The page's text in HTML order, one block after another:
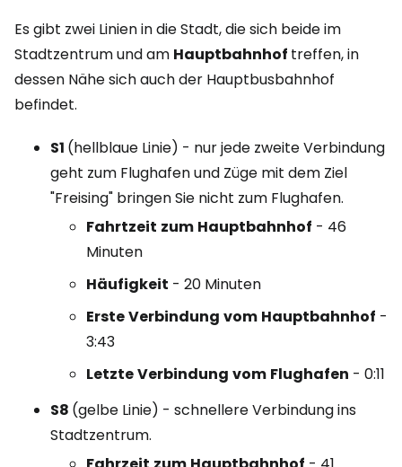
Es gibt zwei Linien in die Stadt, die sich beide im
Stadtzentrum und am Hauptbahnhof treffen, in
dessen Nähe sich auch der Hauptbusbahnhof
befindet.
S1 (hellblaue Linie) - nur jede zweite Verbindung
geht zum Flughafen und Züge mit dem Ziel
"Freising" bringen Sie nicht zum Flughafen.
Fahrtzeit zum Hauptbahnhof - 46
Minuten
Häufigkeit - 20 Minuten
ErsteVerbindung vom Hauptbahnhof -
3:43
LetzteVerbindung vom Flughafen - 0:11
S8 (gelbe Linie) - schnellere Verbindung ins
Stadtzentrum.